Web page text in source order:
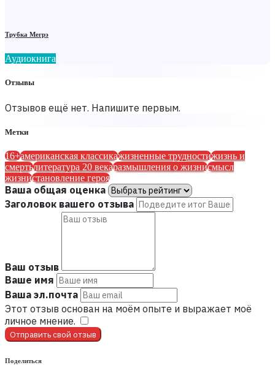
Трубка Мегрэ
Аудиокнига
Отзывы
Отзывов ещё нет. Напишите первым.
Метки
16+американская классикажизненные трудностижизнь и
смертьлитература 20 векаразмышления о жизнисмысл
жизнистановление героя
Ваша общая оценка
Заголовок вашего отзыва
Ваш отзыв
Ваше имя
Ваша эл.почта
Этот отзыв основан на моём опыте и выражает моё
личное мнение.
Отправить свой отзыв
Поделиться